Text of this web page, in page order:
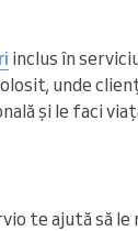
inclus în
unde
și le faci
te ajută să